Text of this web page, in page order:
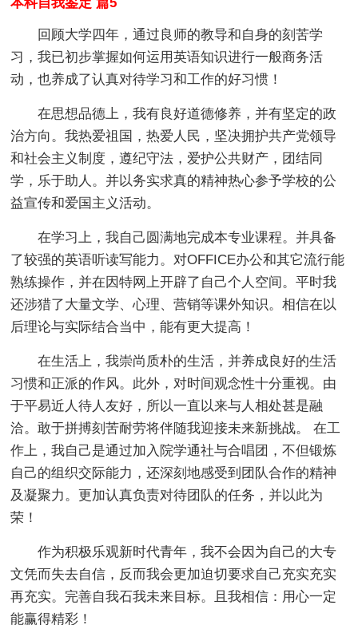
回顾大学四年，通过良师的教导和自身的刻苦学
习，我已初步掌握如何运用英语知识进行一般商务活
动，也养成了认真对待学习和工作的好习惯！
在思想品德上，我有良好道德修养，并有坚定的政
治方向。我热爱祖国，热爱人民，坚决拥护共产党领导
和社会主义制度，遵纪守法，爱护公共财产，团结同
学，乐于助人。并以务实求真的精神热心参予学校的公
益宣传和爱国主义活动。
在学习上，我自己圆满地完成本专业课程。并具备
了较强的英语听读写能力。对OFFICE办公和其它流行能
熟练操作，并在因特网上开辟了自己个人空间。平时我
还涉猎了大量文学、心理、营销等课外知识。相信在以
后理论与实际结合当中，能有更大提高！
在生活上，我崇尚质朴的生活，并养成良好的生活
习惯和正派的作风。此外，对时间观念性十分重视。由
于平易近人待人友好，所以一直以来与人相处甚是融
洽。敢于拼搏刻苦耐劳将伴随我迎接未来新挑战。 在工
作上，我自己是通过加入院学通社与合唱团，不但锻炼
自己的组织交际能力，还深刻地感受到团队合作的精神
及凝聚力。更加认真负责对待团队的任务，并以此为
荣！
作为积极乐观新时代青年，我不会因为自己的大专
文凭而失去自信，反而我会更加迫切要求自己充实充实
再充实。完善自我石我未来目标。且我相信：用心一定
能赢得精彩！